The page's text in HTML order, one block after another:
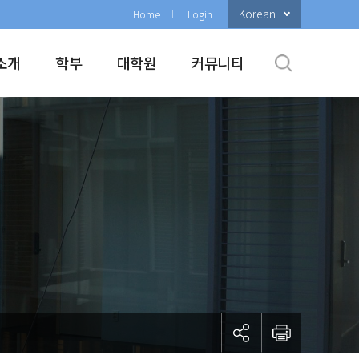
Home Login Korean
개 학부 대학원 커뮤니티